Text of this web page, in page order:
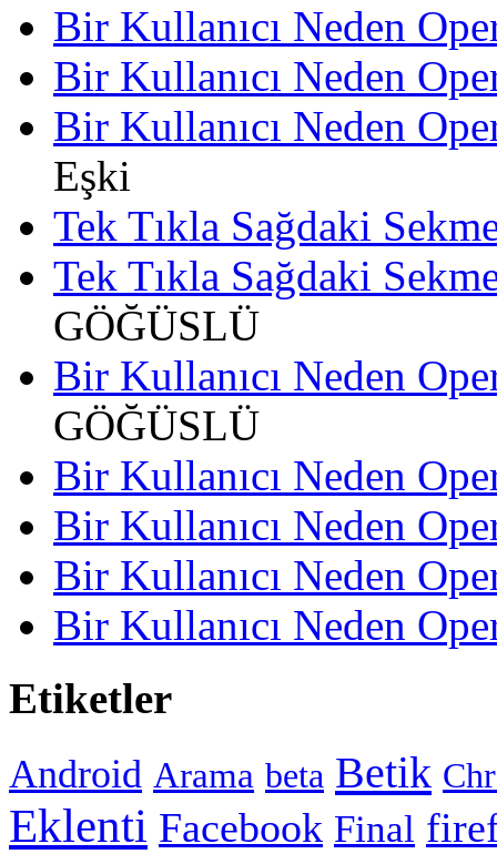
Bir Kullanıcı Neden
Bir Kullanıcı Neden
Bir Kullanıcı Neden
Eşki
Tek Tıkla Sağdaki
Tek Tıkla Sağdaki
GÖĞÜSLÜ
Bir Kullanıcı Neden
GÖĞÜSLÜ
Bir Kullanıcı Neden
Bir Kullanıcı Neden
Bir Kullanıcı Neden
Bir Kullanıcı Neden
Etiketler
Android Arama beta Betik
Eklenti Facebook Final